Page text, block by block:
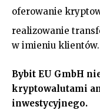
oferowanie
realizowanie
w imieniu klientów.
Bybit EU GmbH
kryptowalutami
inwestycyjnego.